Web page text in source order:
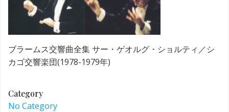
ブラームス交響曲全集 サー・ゲオルグ・ショルティ／シ
カゴ交響楽団(1978-1979年)
Category
No Category